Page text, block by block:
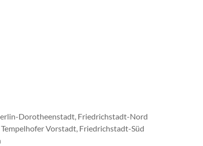
Dorotheenstadt, Friedrichstadt-Nord
Vorstadt, Friedrichstadt-Süd